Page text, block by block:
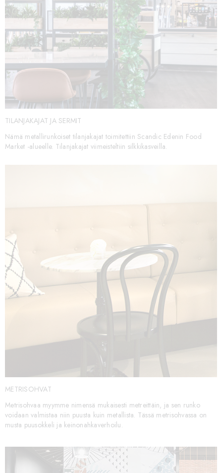
TILANJAKAJAT JA SERMIT
Nämä metallirunkoiset tilanjakajat toimitettiin Scandic Edenin Food
Market -alueelle. Tilanjakajat viimeisteltiin silkkikasveilla.
METRISOHVAT
Metrisohvaa myymme nimensä mukaisesti metreittäin, ja sen runko
voidaan valmistaa niin puusta kuin metallista. Tässä metrisohvassa on
musta puusokkeli ja keinonahkaverhoilu.